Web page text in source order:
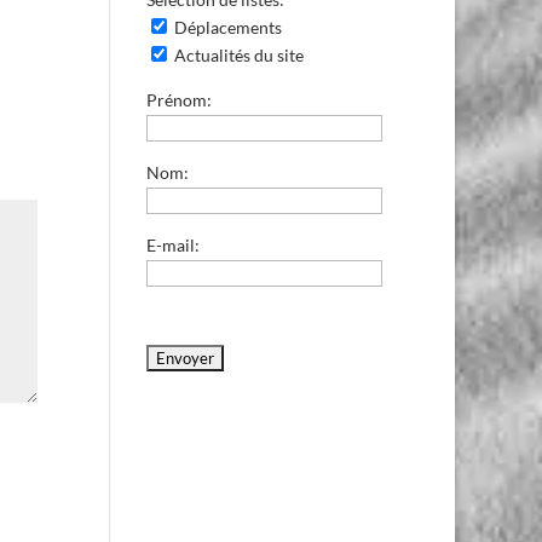
Déplacements
Actualités du site
Prénom:
Nom:
E-mail: